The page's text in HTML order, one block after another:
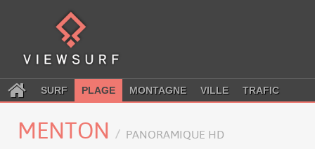
SURF PLAGE MONTAGNE VILLE TRAFIC
MENTON PANORAMIQUE HD